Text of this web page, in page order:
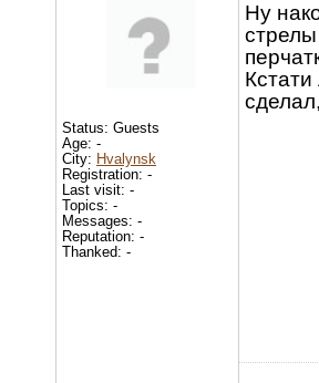
Ну
стрелы
Status: Guests
Age: -
City: Hvalynsk
Registration: -
Last visit: -
Topics: -
Messages: -
Reputation: -
Thanked: -